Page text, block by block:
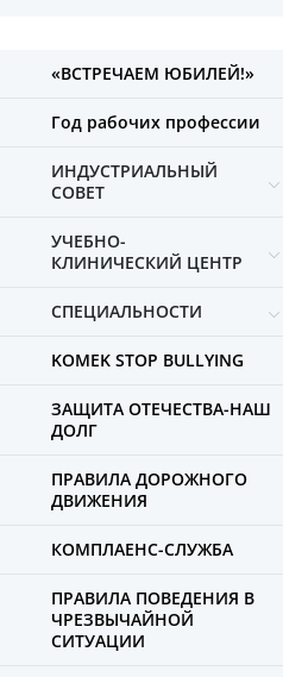
«ВСТРЕЧАЕМ ЮБИЛЕЙ!»
Год рабочих профессии
ИНДУСТРИАЛЬНЫЙ
СОВЕТ
УЧЕБНО-
КЛИНИЧЕСКИЙ ЦЕНТР
СПЕЦИАЛЬНОСТИ
KOMEK STOP BULLYING
ЗАЩИТА ОТЕЧЕСТВА-НАШ
ДОЛГ
ПРАВИЛА ДОРОЖНОГО
ДВИЖЕНИЯ
КОМПЛАЕНС-СЛУЖБА
ПРАВИЛА ПОВЕДЕНИЯ В
ЧРЕЗВЫЧАЙНОЙ
СИТУАЦИИ